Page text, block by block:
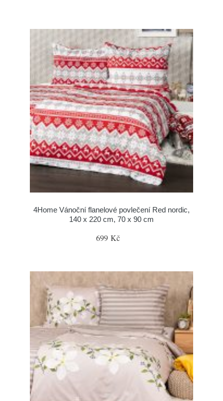
4Home Vánoční flanelové povlečení Red nordic,
140 x 220 cm, 70 x 90 cm
699 Kč